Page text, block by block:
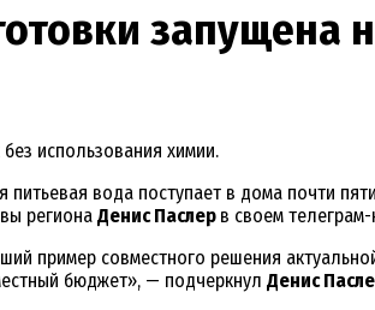
запущена
использования химии.
вода поступает в дома почти
региона Денис Паслер в своем
пример совместного решения
бюджет», — подчеркнул Денис